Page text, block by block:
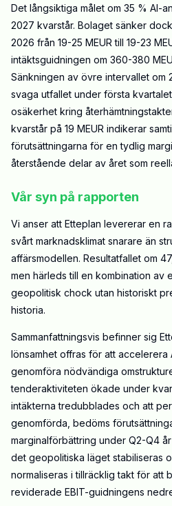
Det långsiktiga målet om 35 % AI-
2027 kvarstår. Bolaget sänker
2026 från 19-25 MEUR till 19-23
intäktsguidningen om 360-380
Sänkningen av övre intervallet om
svaga utfallet under första
osäkerhet kring
kvarstår på 19 MEUR indikerar
förutsättningarna för en tydlig
återstående delar av året som
Vår syn på rapporten
Vi anser att Etteplan levererar en
svårt marknadsklimat snarare än
affärsmodellen. Resultatfallet om
men härleds till en kombination av
geopolitisk chock utan historiskt
historia.
Sammanfattningsvis befinner sig
lönsamhet offras för att accelerera
genomföra nödvändiga
tenderaktiviteten ökade under
intäkterna tredubblades och att
genomförda, bedöms
marginalförbättring under Q2-Q4
det geopolitiska läget stabiliseras
normaliseras i tillräcklig takt för att
reviderade EBIT-guidningens